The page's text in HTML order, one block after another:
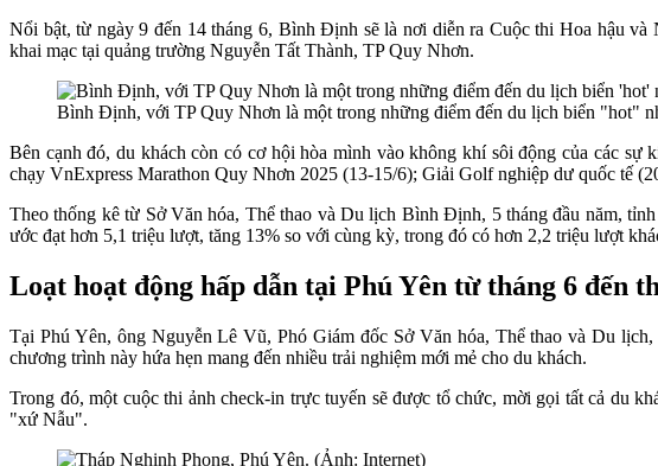
Nổi bật, từ ngày 9 đến 14 tháng 6, Bình Định sẽ là nơi diễn ra Cuộc thi Hoa hậu
khai mạc tại quảng trường Nguyễn Tất Thành, TP Quy Nhơn.
Bình Định, với TP Quy Nhơn là một trong những điểm đến du lịch biển "hot"
Bên cạnh đó, du khách còn có cơ hội hòa mình vào không khí sôi động của các
chạy VnExpress Marathon Quy Nhơn 2025 (13-15/6); Giải Golf nghiệp dư quốc tế
Theo thống kê từ Sở Văn hóa, Thể thao và Du lịch Bình Định, 5 tháng đầu năm,
ước đạt hơn 5,1 triệu lượt, tăng 13% so với cùng kỳ, trong đó có hơn 2,2 triệu lượt
Loạt hoạt động hấp dẫn tại Phú Yên từ tháng 6 đến
Tại Phú Yên, ông Nguyễn Lê Vũ, Phó Giám đốc Sở Văn hóa, Thể thao và Du
chương trình này hứa hẹn mang đến nhiều trải nghiệm mới mẻ cho du khách.
Trong đó, một cuộc thi ảnh check-in trực tuyến sẽ được tổ chức, mời gọi tất cả du
"xứ Nẫu".